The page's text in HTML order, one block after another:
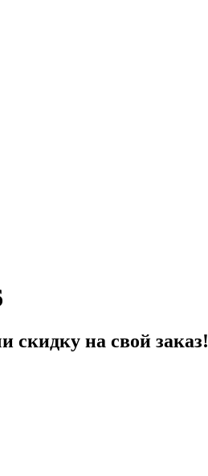
скидку на свой заказ!